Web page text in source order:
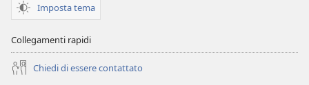
Imposta tema
Collegamenti rapidi
Chiedi di essere contattato